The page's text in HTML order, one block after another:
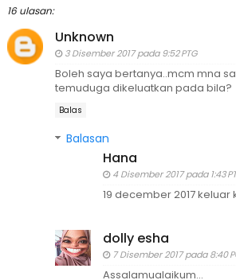
16 ulasan:
Unknown
3 Disember 2017 pada 9:52 PTG
Boleh saya bertanya..mcm mna
temuduga dikeluatkan pada bila?
Balas
Balasan
Hana
4 Disember 2017 pada 1:43
19 december 2017 keluar
dolly esha
7 Disember 2017 pada 8:40
Assalamualaikum...